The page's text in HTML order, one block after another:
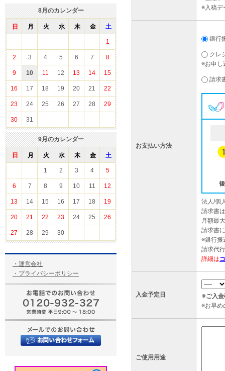
8月のカレンダー
日 月 火 水 木 金 土
1
2 3 4 5 6 7 8
9 10 11 12 13 14 15
16 17 18 19 20 21 22
23 24 25 26 27 28 29
30 31
9月のカレンダー
日 月 火 水 木 金 土
1 2 3 4 5
6 7 8 9 10 11 12
13 14 15 16 17 18 19
20 21 22 23 24 25 26
27 28 29 30
・運営会社
・プライバシーポリシー
※入稿デ
お支払い方法
銀行
クレ
※お申し
請求
法人/個
請求書
月額最
請求書
※銀行振
請求代
詳細は
入金予定日
※ご入金
※お早め
ご使用用途